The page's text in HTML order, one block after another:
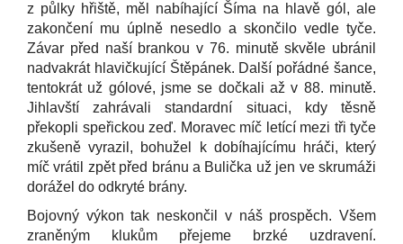
z půlky hřiště, měl nabíhající Šíma na hlavě gól, ale
zakončení mu úplně nesedlo a skončilo vedle tyče.
Závar před naší brankou v 76. minutě skvěle ubránil
nadvakrát hlavičkující Štěpánek. Další pořádné šance,
tentokrát už gólové, jsme se dočkali až v 88. minutě.
Jihlavští zahrávali standardní situaci, kdy těsně
překopli speřickou zeď. Moravec míč letící mezi tři tyče
zkušeně vyrazil, bohužel k dobíhajícímu hráči, který
míč vrátil zpět před bránu a Bulička už jen ve skrumáži
dorážel do odkryté brány.
Bojovný výkon tak neskončil v náš prospěch. Všem
zraněným klukům přejeme brzké uzdravení.